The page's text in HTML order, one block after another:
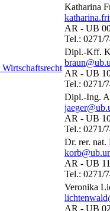
Katharina
AR - UB
Tel.: 0271/
Wirtschaftsrecht
Dipl.-Kff.
AR - UB
Tel.: 0271/
Dipl.-Ing.
AR - UB
Tel.: 0271/
Dr. rer.
AR - UB
Tel.: 0271/
Veronika
AR - UB